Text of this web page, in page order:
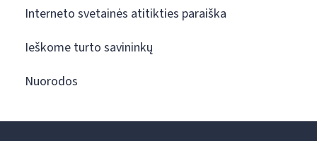
Interneto svetainės atitikties paraiška
Ieškome turto savininkų
Nuorodos